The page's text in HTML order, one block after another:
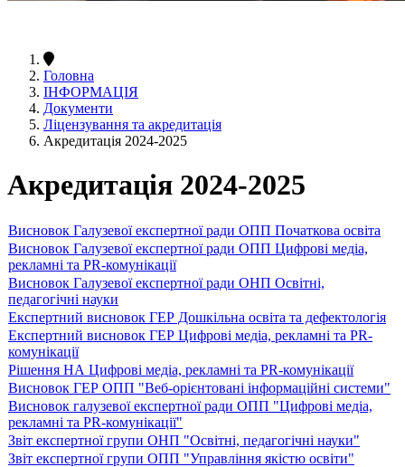
Головна
ІНФОРМАЦІЯ
Документи
Ліцензування та акредитація
Акредитація 2024-2025
Акредитація 2024-2025
Висновок Галузевої експертної ради ОПП Початкова освіта
Висновок Галузевої експертної ради ОПП Цифрові медіа,
рекламні та PR-комунікації
Висновок Галузевої експертної ради ОНП Освітні,
педагогічні науки
Експертний висновок ГЕР Дошкільна освіта та дефектологія
Експертний висновок ГЕР Цифрові медіа, рекламні та PR-
комунікації
Рішення НА Цифрові медіа, рекламні та PR-комунікації
Висновок ГЕР ОПП "Веб-орієнтовані інформаційні системи"
Висновок галузевої експертної ради ОПП "Цифрові медіа,
рекламні та PR-комунікації"
Звіт експертної групи ОНП "Освітні, педагогічні науки"
Звіт експертної групи ОПП "Управління якістю освіти"